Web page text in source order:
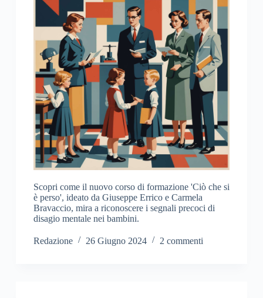
Scopri come il nuovo corso di formazione 'Ciò che si
è perso', ideato da Giuseppe Errico e Carmela
Bravaccio, mira a riconoscere i segnali precoci di
disagio mentale nei bambini.
Redazione 26 Giugno 2024 2 commenti